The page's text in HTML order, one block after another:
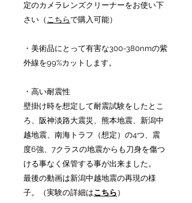
定のカメラレンズクリーナーをお使い下
さい（ こちらで購入可能）
・美術品にとって有害な300-380nmの紫
外線を99%カットします。
・高い耐震性
壁掛け時を想定して耐震試験をしたとこ
ろ、阪神淡路大震災、熊本地震、新潟中
越地震、南海トラフ（想定）の4つ、震
度6強、7クラスの地震からも刀身を傷つ
ける事なく保管する事が出来ました。
最後の動画は新潟中越地震の再現の様
子。（実験の詳細はこちら ）